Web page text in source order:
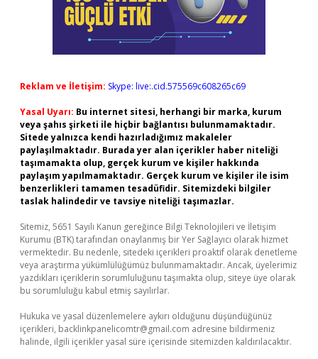
Reklam ve İletişim: Skype: live:.cid.575569c608265c69
Yasal Uyarı: Bu internet sitesi, herhangi bir marka, kurum
veya şahıs şirketi ile hiçbir bağlantısı bulunmamaktadır.
Sitede yalnızca kendi hazırladığımız makaleler
paylaşılmaktadır. Burada yer alan içerikler haber niteliği
taşımamakta olup, gerçek kurum ve kişiler hakkında
paylaşım yapılmamaktadır. Gerçek kurum ve kişiler ile isim
benzerlikleri tamamen tesadüfidir. Sitemizdeki bilgiler
taslak halindedir ve tavsiye niteliği taşımazlar.
Sitemiz, 5651 Sayılı Kanun gereğince Bilgi Teknolojileri ve İletişim
Kurumu (BTK) tarafından onaylanmış bir Yer Sağlayıcı olarak hizmet
vermektedir. Bu nedenle, sitedeki içerikleri proaktif olarak denetleme
veya araştırma yükümlülüğümüz bulunmamaktadır. Ancak, üyelerimiz
yazdıkları içeriklerin sorumluluğunu taşımakta olup, siteye üye olarak
bu sorumluluğu kabul etmiş sayılırlar.
Hukuka ve yasal düzenlemelere aykırı olduğunu düşündüğünüz
içerikleri, backlinkpanelicomtr@gmail.com adresine bildirmeniz
halinde, ilgili içerikler yasal süre içerisinde sitemizden kaldırılacaktır.